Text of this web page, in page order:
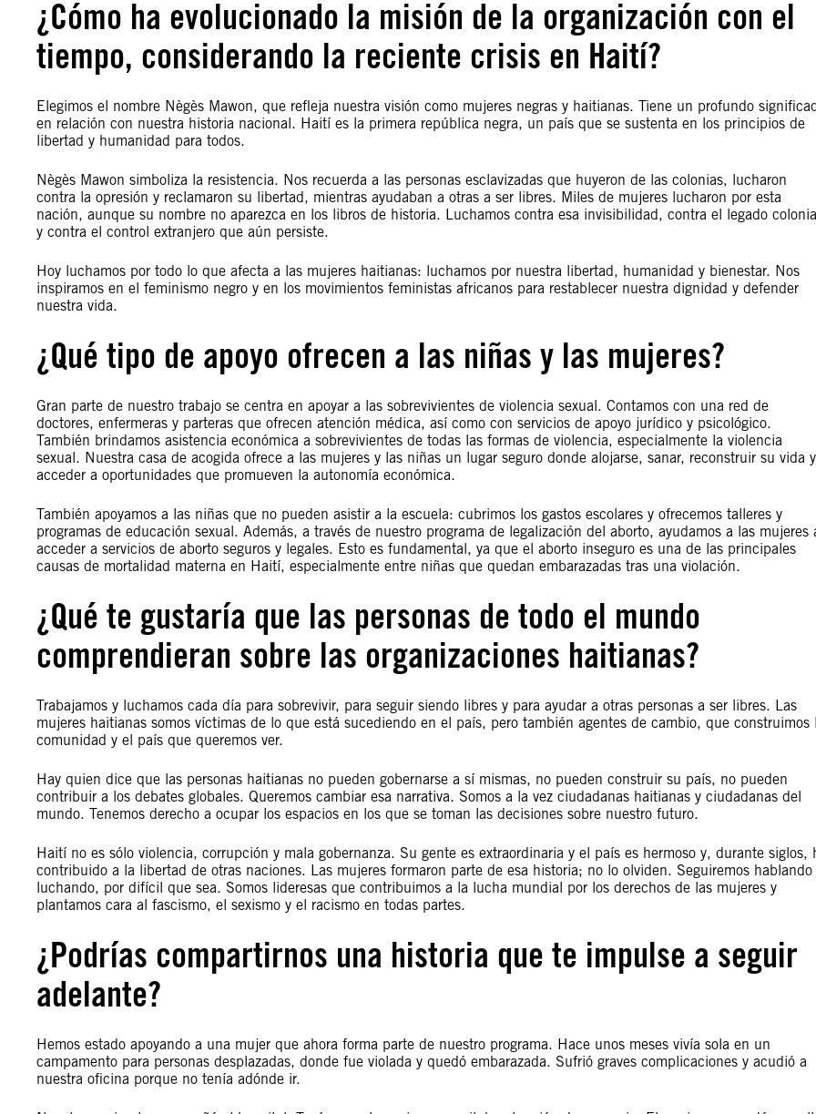
¿Cómo ha evolucionado la misión de la organización con el
tiempo, considerando la reciente crisis en Haití?
Elegimos el nombre Nègès Mawon, que refleja nuestra visión como mujeres negras y haitianas. Tiene un profundo
en relación con nuestra historia nacional. Haití es la primera república negra, un país que se sustenta en los principios de
libertad y humanidad para todos.
Nègès Mawon simboliza la resistencia. Nos recuerda a las personas esclavizadas que huyeron de las colonias, lucharon
contra la opresión y reclamaron su libertad, mientras ayudaban a otras a ser libres. Miles de mujeres lucharon por esta
nación, aunque su nombre no aparezca en los libros de historia. Luchamos contra esa invisibilidad, contra el legado
y contra el control extranjero que aún persiste.
Hoy luchamos por todo lo que afecta a las mujeres haitianas: luchamos por nuestra libertad, humanidad y bienestar. Nos
inspiramos en el feminismo negro y en los movimientos feministas africanos para restablecer nuestra dignidad y defender
nuestra vida.
¿Qué tipo de apoyo ofrecen a las niñas y las mujeres?
Gran parte de nuestro trabajo se centra en apoyar a las sobrevivientes de violencia sexual. Contamos con una red de
doctores, enfermeras y parteras que ofrecen atención médica, así como con servicios de apoyo jurídico y psicológico.
También brindamos asistencia económica a sobrevivientes de todas las formas de violencia, especialmente la violencia
sexual. Nuestra casa de acogida ofrece a las mujeres y las niñas un lugar seguro donde alojarse, sanar, reconstruir su vida y
acceder a oportunidades que promueven la autonomía económica.
También apoyamos a las niñas que no pueden asistir a la escuela: cubrimos los gastos escolares y ofrecemos talleres y
programas de educación sexual. Además, a través de nuestro programa de legalización del aborto, ayudamos a las mujeres
acceder a servicios de aborto seguros y legales. Esto es fundamental, ya que el aborto inseguro es una de las principales
causas de mortalidad materna en Haití, especialmente entre niñas que quedan embarazadas tras una violación.
¿Qué te gustaría que las personas de todo el mundo
comprendieran sobre las organizaciones haitianas?
Trabajamos y luchamos cada día para sobrevivir, para seguir siendo libres y para ayudar a otras personas a ser libres. Las
mujeres haitianas somos víctimas de lo que está sucediendo en el país, pero también agentes de cambio, que construimos
comunidad y el país que queremos ver.
Hay quien dice que las personas haitianas no pueden gobernarse a sí mismas, no pueden construir su país, no pueden
contribuir a los debates globales. Queremos cambiar esa narrativa. Somos a la vez ciudadanas haitianas y ciudadanas del
mundo. Tenemos derecho a ocupar los espacios en los que se toman las decisiones sobre nuestro futuro.
Haití no es sólo violencia, corrupción y mala gobernanza. Su gente es extraordinaria y el país es hermoso y, durante siglos,
contribuido a la libertad de otras naciones. Las mujeres formaron parte de esa historia; no lo olviden. Seguiremos hablando
luchando, por difícil que sea. Somos lideresas que contribuimos a la lucha mundial por los derechos de las mujeres y
plantamos cara al fascismo, el sexismo y el racismo en todas partes.
¿Podrías compartirnos una historia que te impulse a seguir
adelante?
Hemos estado apoyando a una mujer que ahora forma parte de nuestro programa. Hace unos meses vivía sola en un
campamento para personas desplazadas, donde fue violada y quedó embarazada. Sufrió graves complicaciones y acudió a
nuestra oficina porque no tenía adónde ir.